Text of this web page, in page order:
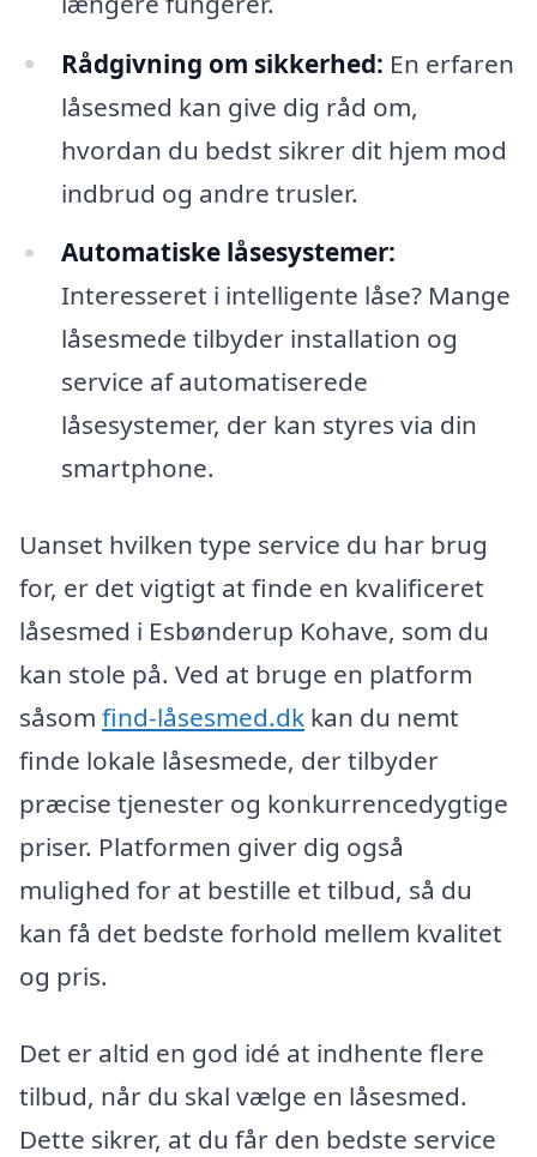
Rådgivning om sikkerhed: En erfaren
låsesmed kan give dig råd om,
hvordan du bedst sikrer dit hjem mod
indbrud og andre trusler.
Automatiske låsesystemer:
Interesseret i intelligente låse? Mange
låsesmede tilbyder installation og
service af automatiserede
låsesystemer, der kan styres via din
smartphone.
Uanset hvilken type service du har brug
for, er det vigtigt at finde en kvalificeret
låsesmed i Esbønderup Kohave, som du
kan stole på. Ved at bruge en platform
såsom find-låsesmed.dk kan du nemt
finde lokale låsesmede, der tilbyder
præcise tjenester og konkurrencedygtige
priser. Platformen giver dig også
mulighed for at bestille et tilbud, så du
kan få det bedste forhold mellem kvalitet
og pris.
Det er altid en god idé at indhente flere
tilbud, når du skal vælge en låsesmed.
Dette sikrer, at du får den bedste service